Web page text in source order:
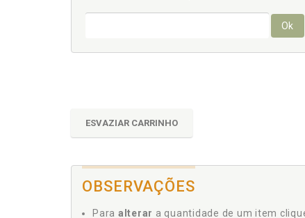
Ok
ESVAZIAR CARRINHO
OBSERVAÇÕES
Para alterar a quantidade de um item